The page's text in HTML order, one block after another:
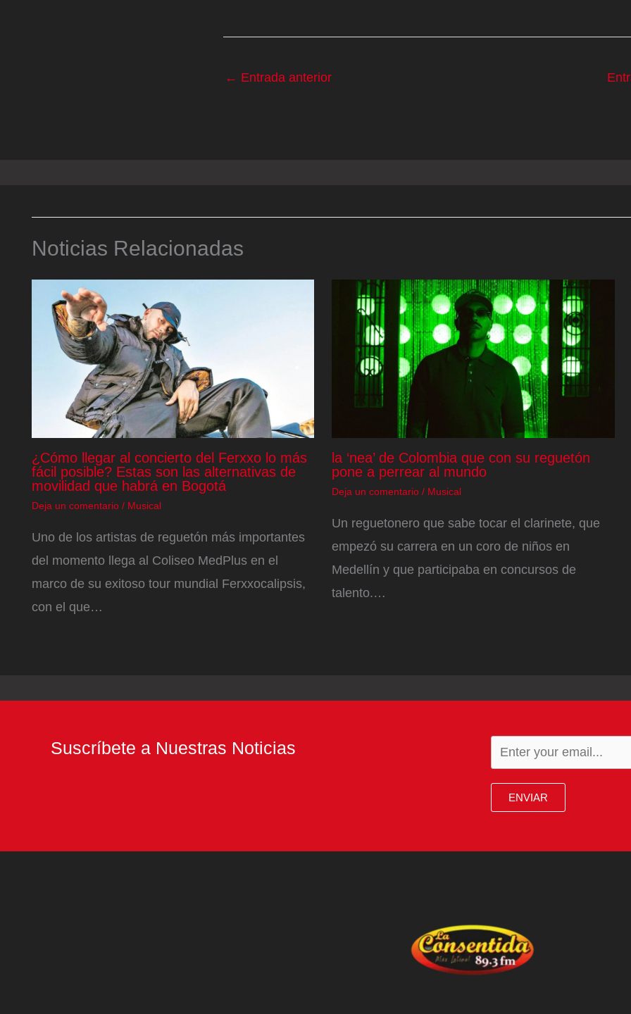
← Entrada anterior
Noticias Relacionadas
¿Cómo llegar al concierto del Ferxxo lo más
fácil posible? Estas son las alternativas de
movilidad que habrá en Bogotá
Deja un comentario / Musical
Uno de los artistas de reguetón más importantes
del momento llega al Coliseo MedPlus en el
marco de su exitoso tour mundial Ferxxocalipsis,
con el que…
la ‘nea’ de Colombia que con su reguetón
pone a perrear al mundo
Deja un comentario / Musical
Un reguetonero que sabe tocar el clarinete, que
empezó su carrera en un coro de niños en
Medellín y que participaba en concursos de
talento.…
Suscríbete a Nuestras Noticias
ENVIAR